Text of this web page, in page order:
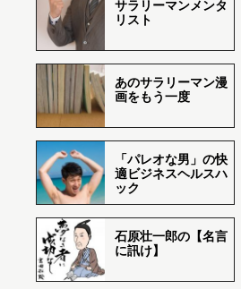
サラリーマンメンタ
リスト
あのサラリーマン漫
画をもう一度
「パレオな男」の快
適ビジネスヘルスハ
ック
石原壮一郎の【名言
に訊け】